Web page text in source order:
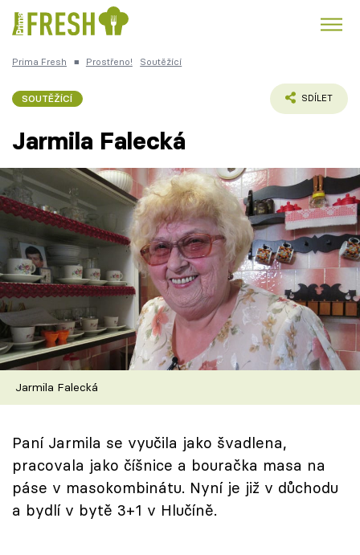
Česká kuchyně
Témata
Recepty
Články
TV Program
Škola vaření
Speciál: Cuketa
Těhotnej kuchař
Prima Fresh ■ Prostřeno! Soutěžící
SOUTĚŽÍCÍ SDÍLET
Jarmila Falecká
Jarmila Falecká
Paní Jarmila se vyučila jako švadlena,
pracovala jako číšnice a bouračka masa na
páse v masokombinátu. Nyní je již v důchodu
a bydlí v bytě 3+1 v Hlučíně.